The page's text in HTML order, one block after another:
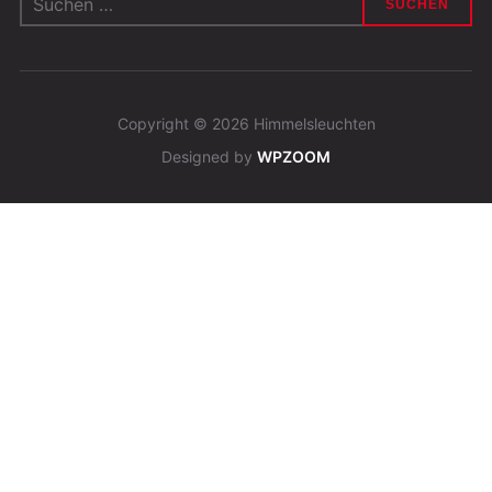
nach:
Copyright © 2026 Himmelsleuchten
Designed by WPZOOM